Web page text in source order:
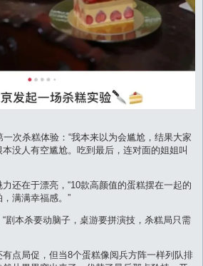
次杀糕体验：“我本来以为会尴尬，结果大家
没人有空尴尬。吃到最后，连对面的姐姐叫
还在于漂亮，“10款高颜值的蛋糕摆在一起的
满满幸福感。”
剧本杀要动脑子，桌游要拼演技，杀糕局只需
点局促，但当8个蛋糕像阅兵方阵一样列队排